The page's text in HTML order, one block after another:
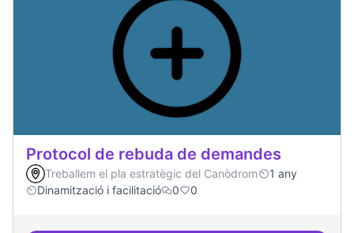
Protocol de rebuda de demandes
Treballem el pla estratègic del Canòdrom
1 any
Dinamització i facilitació
0 0